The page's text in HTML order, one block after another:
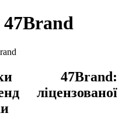
47Brand
47Brand:
ліцензованої